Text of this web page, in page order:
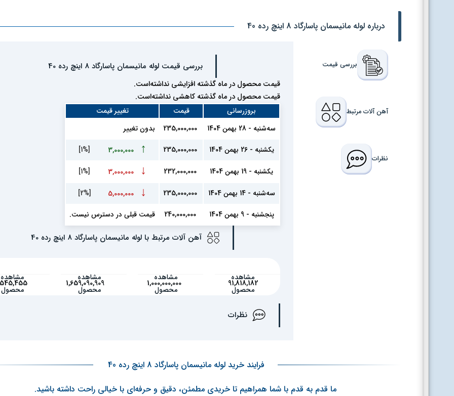
درباره لوله مانیسمان پاسارگاد 8 اینچ رده 40
بررسی قیمت
آهن آلات مرتبط
نظرات
بررسی قیمت لوله مانیسمان پاسارگاد 8 اینچ رده 40
قیمت محصول در ماه گذشته افزایشی نداشته‌است.
قیمت محصول در ماه گذشته کاهشی نداشته‌است.
بروزرسانی قیمت
تغییر قیمت
سه‌شنبه - 28 بهمن 1404
235,000,000
بدون تغییر
یکشنبه - 26 بهمن 1404
235,000,000
↑
3,000,000
[1%]
یکشنبه - 19 بهمن 1404 232,000,000
↓
3,000,000
[1%]
سه‌شنبه - 14 بهمن 1404 235,000,000
↓
5,000,000
[2%]
پنجشنبه - 9 بهمن 1404
240,000,000 قیمت قبلی در دسترس نیست.
آهن آلات مرتبط با لوله مانیسمان پاسارگاد 8 اینچ رده 40
91,818,182
مشاهده
محصول
1,000,000,000
مشاهده
محصول
1,659,090,909
مشاهده
محصول
مشاهده
محصول
نظرات
فرایند خرید لوله مانیسمان پاسارگاد 8 اینچ رده 40
ما قدم به قدم با شما همراهیم تا خریدی مطمئن، دقیق و حرفه‌ای با خیالی راحت داشته باشید.